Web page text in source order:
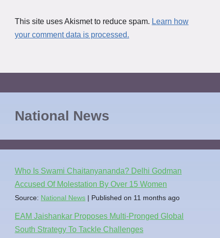
This site uses Akismet to reduce spam. Learn how
your comment data is processed.
National News
Who Is Swami Chaitanyananda? Delhi Godman
Accused Of Molestation By Over 15 Women
Source: National News Published on 11 months ago
EAM Jaishankar Proposes Multi-Pronged Global
South Strategy To Tackle Challenges